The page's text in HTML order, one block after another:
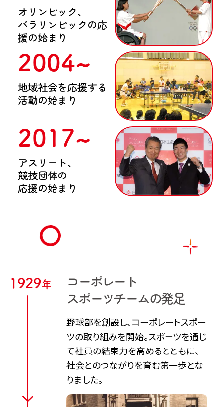
オリンピック、
パラリンピックの応
援の始まり
2004~
地域社会を応援する
活動の始まり​
2017~
アスリート、
競技団体の
応援の始まり
1 929年
コーポレート
スポーツチームの発足
野球部を創設し、コーポレートスポー
ツの取り組みを開始。スポーツを通じ
て社員の結束力を高めるとともに、
社会とのつながりを育む第一歩とな
りました。